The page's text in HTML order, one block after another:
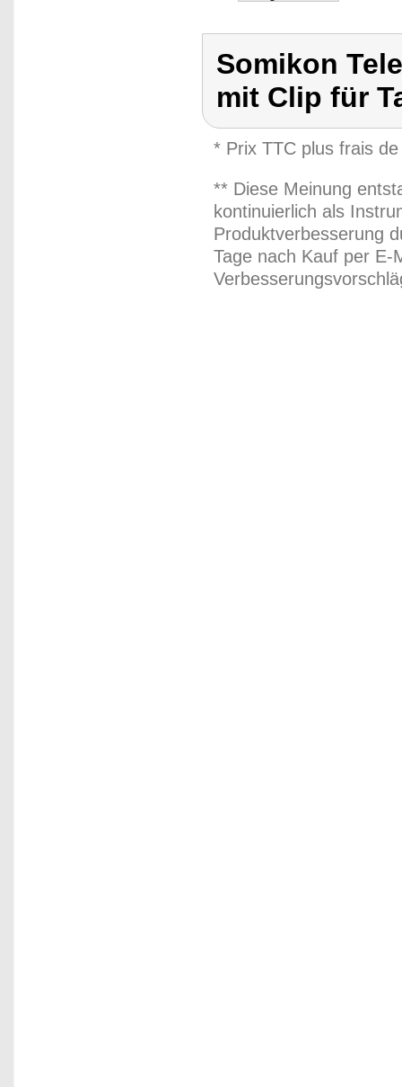
Somikon
mit Clip für
* Prix TTC plus frais
** Diese Meinung
kontinuierlich als
Produktverbesserung
Tage nach Kauf per E-